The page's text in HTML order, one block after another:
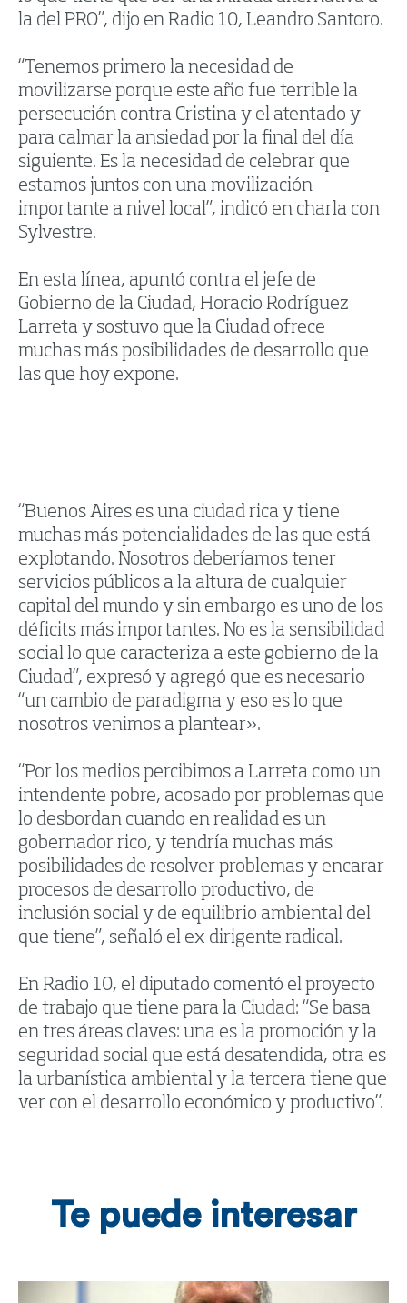
la del PRO”, dijo en Radio 10, Leandro Santoro.
“Tenemos primero la necesidad de
movilizarse porque este año fue terrible la
persecución contra Cristina y el atentado y
para calmar la ansiedad por la final del día
siguiente. Es la necesidad de celebrar que
estamos juntos con una movilización
importante a nivel local”, indicó en charla con
Sylvestre.
En esta línea, apuntó contra el jefe de
Gobierno de la Ciudad, Horacio Rodríguez
Larreta y sostuvo que la Ciudad ofrece
muchas más posibilidades de desarrollo que
las que hoy expone.
“Buenos Aires es una ciudad rica y tiene
muchas más potencialidades de las que está
explotando. Nosotros deberíamos tener
servicios públicos a la altura de cualquier
capital del mundo y sin embargo es uno de los
déficits más importantes. No es la sensibilidad
social lo que caracteriza a este gobierno de la
Ciudad”, expresó y agregó que es necesario
“un cambio de paradigma y eso es lo que
nosotros venimos a plantear».
“Por los medios percibimos a Larreta como un
intendente pobre, acosado por problemas que
lo desbordan cuando en realidad es un
gobernador rico, y tendría muchas más
posibilidades de resolver problemas y encarar
procesos de desarrollo productivo, de
inclusión social y de equilibrio ambiental del
que tiene”, señaló el ex dirigente radical.
En Radio 10, el diputado comentó el proyecto
de trabajo que tiene para la Ciudad: “Se basa
en tres áreas claves: una es la promoción y la
seguridad social que está desatendida, otra es
la urbanística ambiental y la tercera tiene que
ver con el desarrollo económico y productivo”.
Te puede interesar